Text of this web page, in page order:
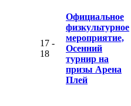
17 -
18
Официальное
физкультурное
мероприятие,
Осенний
турнир на
призы Арена
Плей